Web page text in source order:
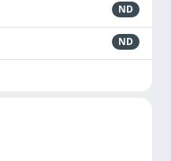
ND
ND